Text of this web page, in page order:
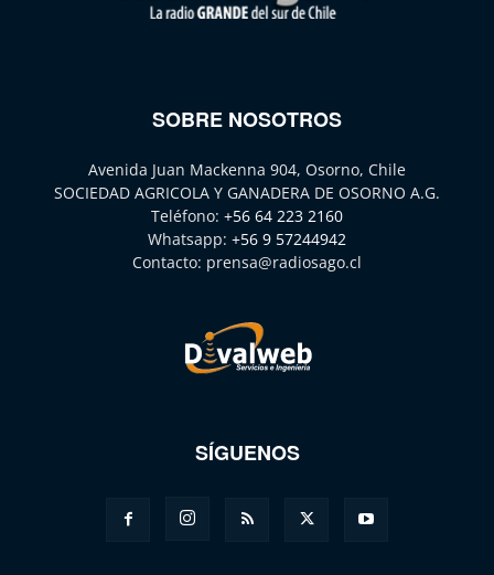
SOBRE NOSOTROS
Avenida Juan Mackenna 904, Osorno, Chile
SOCIEDAD AGRICOLA Y GANADERA DE OSORNO A.G.
Teléfono: +56 64 223 2160
Whatsapp: +56 9 57244942
Contacto: prensa@radiosago.cl
SÍGUENOS